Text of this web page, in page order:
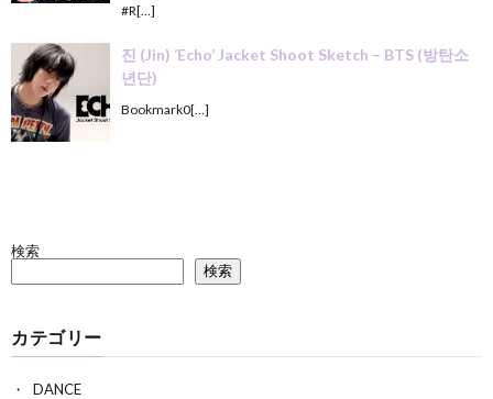
#R[…]
진 (Jin) ‘Echo’ Jacket Shoot Sketch – BTS (방탄소
년단)
Bookmark0[…]
検索
検索
カテゴリー
DANCE